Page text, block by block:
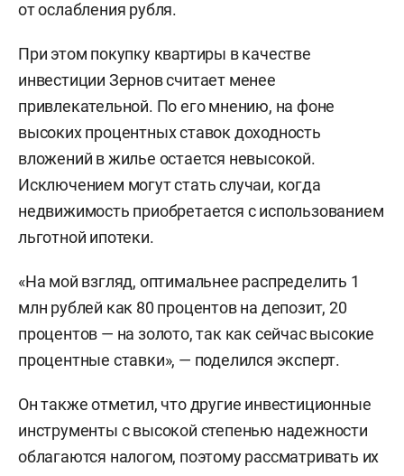
от ослабления рубля.
При этом покупку квартиры в качестве
инвестиции Зернов считает менее
привлекательной. По его мнению, на фоне
высоких процентных ставок доходность
вложений в жилье остается невысокой.
Исключением могут стать случаи, когда
недвижимость приобретается с использованием
льготной ипотеки.
«На мой взгляд, оптимальнее распределить 1
млн рублей как 80 процентов на депозит, 20
процентов — на золото, так как сейчас высокие
процентные ставки», — поделился эксперт.
Он также отметил, что другие инвестиционные
инструменты с высокой степенью надежности
облагаются налогом, поэтому рассматривать их